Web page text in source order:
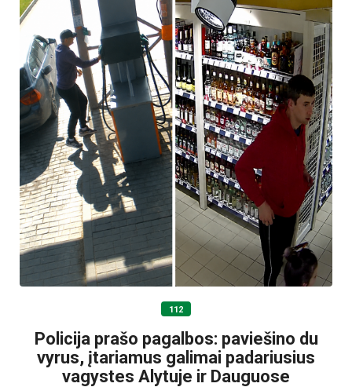
112
Policija prašo pagalbos: paviešino du
vyrus, įtariamus galimai padariusius
vagystes Alytuje ir Dauguose